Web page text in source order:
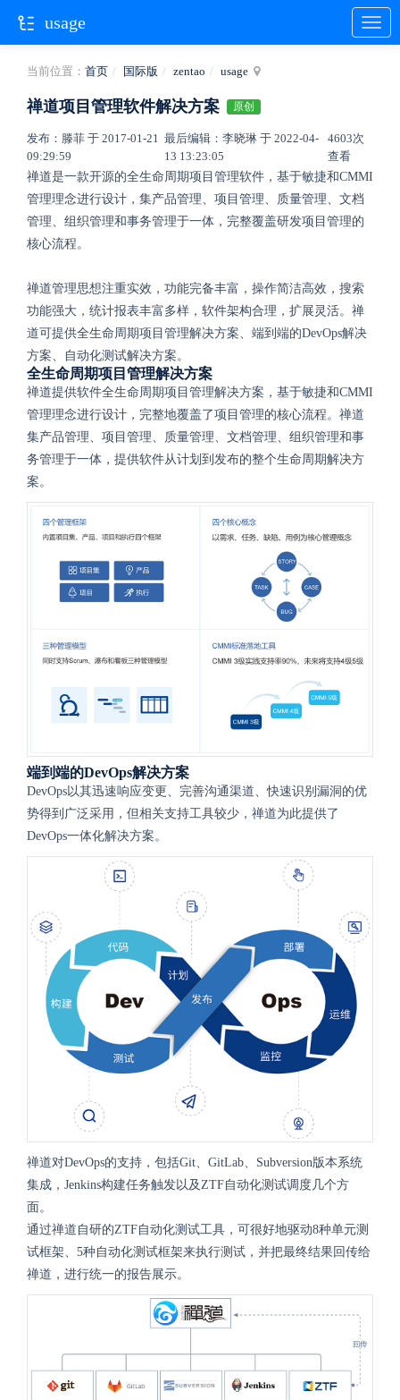
当前位置： 首页 国际版 zentao usage
禅道项目管理软件解决方案 原创
发布：滕菲 于 2017-01-21
09:29:59
最后编辑：李晓琳 于 2022-04-
13 13:23:05
4603次
查看
禅道是一款开源的全生命周期项目管理软件，基于敏捷和CMMI
管理理念进行设计，集产品管理、项目管理、质量管理、文档
管理、组织管理和事务管理于一体，完整覆盖研发项目管理的
核心流程。
禅道管理思想注重实效，功能完备丰富，操作简洁高效，搜索
功能强大，统计报表丰富多样，软件架构合理，扩展灵活。禅
道可提供全生命周期项目管理解决方案、端到端的DevOps解决
方案、自动化测试解决方案。
全生命周期项目管理解决方案
禅道提供软件全生命周期项目管理解决方案，基于敏捷和CMMI
管理理念进行设计，完整地覆盖了项目管理的核心流程。禅道
集产品管理、项目管理、质量管理、文档管理、组织管理和事
务管理于一体，提供软件从计划到发布的整个生命周期解决方
案。
端到端的DevOps解决方案
DevOps以其迅速响应变更、完善沟通渠道、快速识别漏洞的优
势得到广泛采用，但相关支持工具较少，禅道为此提供了
DevOps一体化解决方案。
禅道对DevOps的支持，包括Git、GitLab、Subversion版本系统
集成，Jenkins构建任务触发以及ZTF自动化测试调度几个方
面。
通过禅道自研的ZTF自动化测试工具，可很好地驱动8种单元测
试框架、5种自动化测试框架来执行测试，并把最终结果回传给
禅道，进行统一的报告展示。
usage